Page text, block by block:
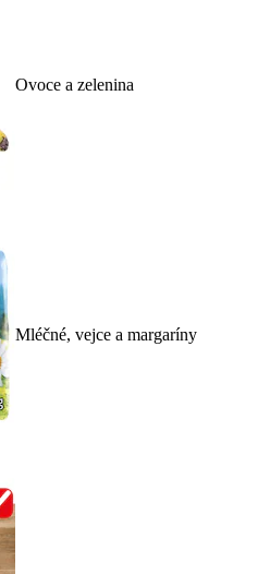
Ovoce a zelenina
Mléčné, vejce a margaríny